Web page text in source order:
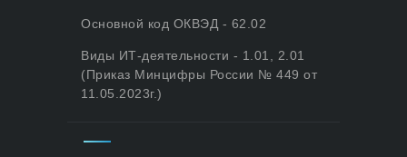
Основной код ОКВЭД - 62.02
Виды ИТ-деятельности - 1.01, 2.01
(Приказ Минцифры России № 449 от
11.05.2023г.)